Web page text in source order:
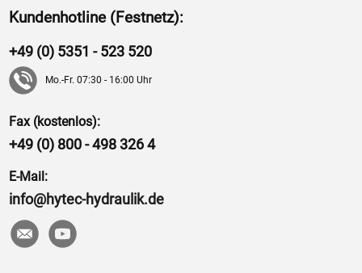
Kundenhotline (Festnetz):
+49 (0) 5351 - 523 520
Mo.-Fr. 07:30 - 16:00 Uhr
Fax (kostenlos):
+49 (0) 800 - 498 326 4
E-Mail:
info@hytec-hydraulik.de